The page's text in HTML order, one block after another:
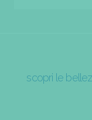
scopri le